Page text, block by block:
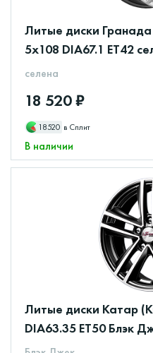
Литые диски
5x108 DIA67.1 ET42
селена
18 520 ₽
18520 в Сплит
В наличии
Литые диски Катар
DIA63.35 ET50 Блэк